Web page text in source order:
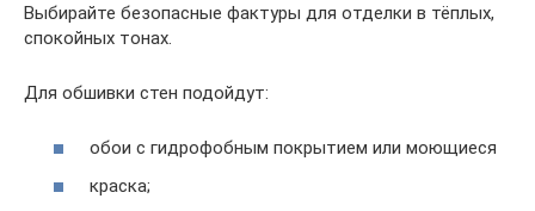
Выбирайте безопасные фактуры для отделки в тёплых,
спокойных тонах.
Для обшивки стен подойдут:
обои с гидрофобным покрытием или моющиеся
краска;